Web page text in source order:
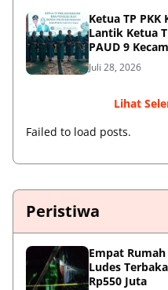
Ketua TP
Lantik Ketua
PAUD 9
Juli 28, 2026
Lihat
Failed to load posts.
Peristiwa
Empat
Ludes
Rp550 Juta